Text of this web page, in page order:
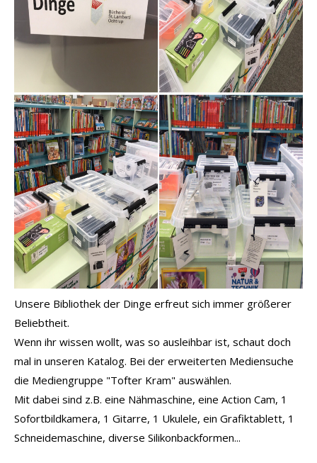
Unsere Bibliothek der Dinge erfreut sich immer größerer
Beliebtheit.
Wenn ihr wissen wollt, was so ausleihbar ist, schaut doch
mal in unseren Katalog. Bei der erweiterten Mediensuche
die Mediengruppe "Tofter Kram" auswählen.
Mit dabei sind z.B. eine Nähmaschine, eine Action Cam, 1
Sofortbildkamera, 1 Gitarre, 1 Ukulele, ein Grafiktablett, 1
Schneidemaschine, diverse Silikonbackformen...